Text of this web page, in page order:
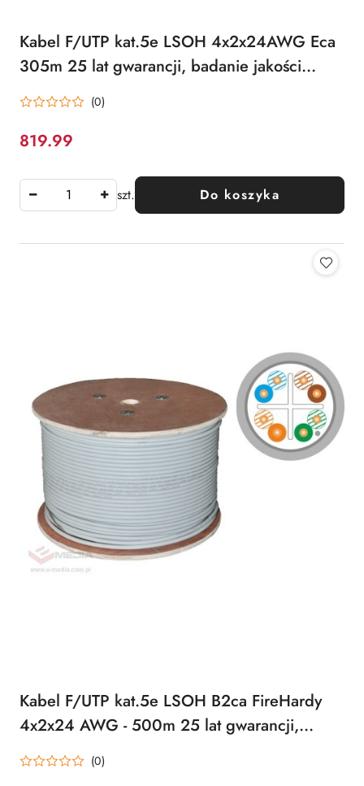
Kabel F/UTP kat.5e LSOH 4x2x24AWG Eca
305m 25 lat gwarancji, badanie jakości
laboratorium INTERTEK (USA)
(0)
Cena:
819.99
szt. Do koszyka
Kabel F/UTP kat.5e LSOH B2ca FireHardy
4x2x24 AWG - 500m 25 lat gwarancji,
badanie jakości laboratorium INTERTEK
(USA) ALANTEC
(0)